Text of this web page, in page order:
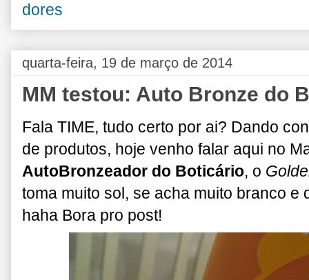
dores
quarta-feira, 19 de março de 2014
MM testou: Auto Bronze do
Fala TIME, tudo certo por ai? Dando
de produtos, hoje venho falar aqui no
AutoBronzeador do Boticário, o
toma muito sol, se acha muito branco e
haha Bora pro post!